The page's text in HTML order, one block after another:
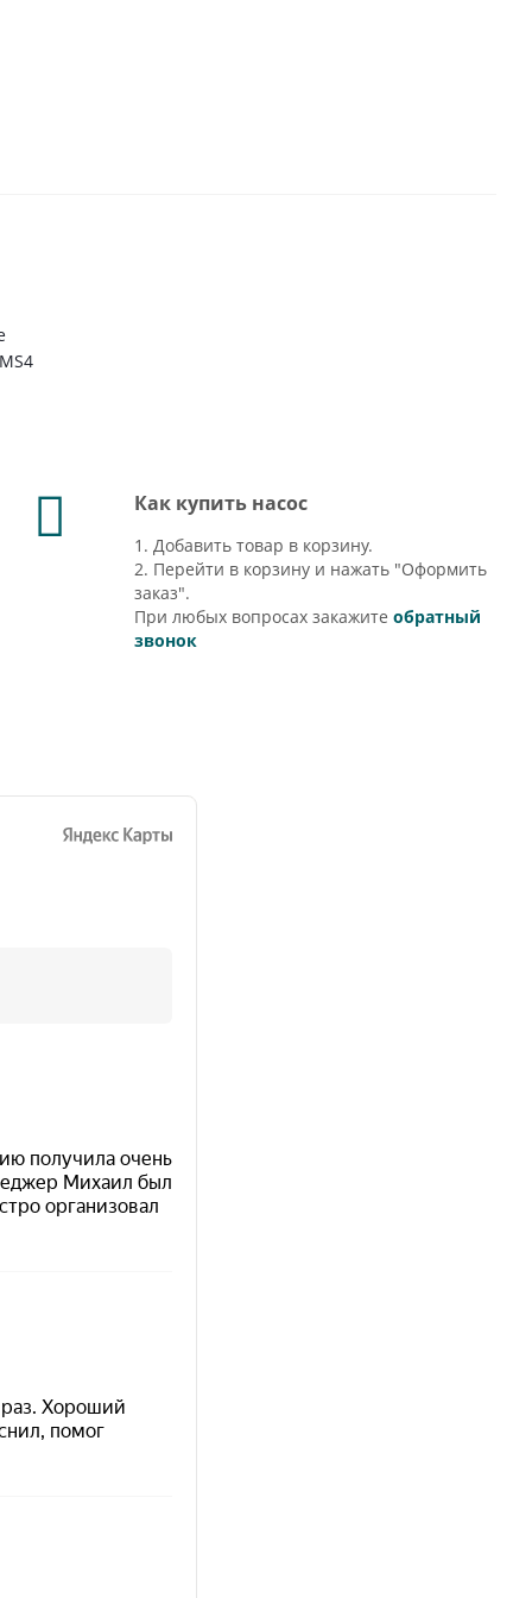
Как купить насос
1. Добавить товар в корзину.
2. Перейти в корзину и нажать "Оформить
заказ".
При любых вопросах закажитеобратный
звонок